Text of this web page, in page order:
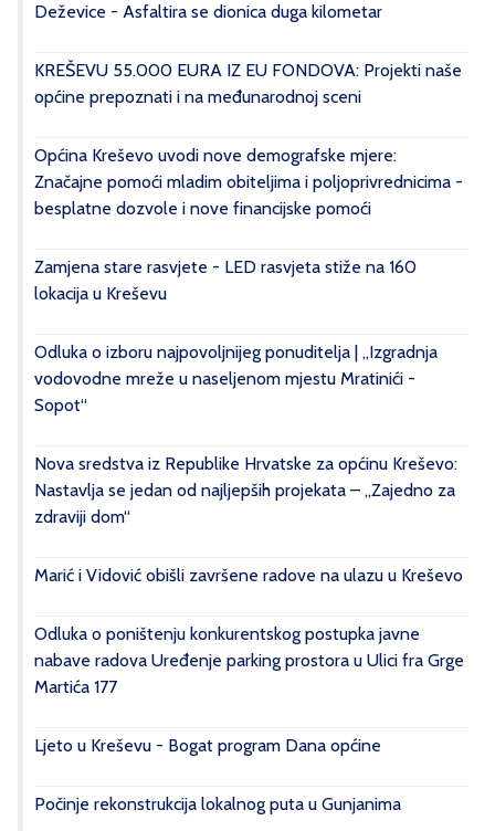
Deževice - Asfaltira se dionica duga kilometar
KREŠEVU 55.000 EURA IZ EU FONDOVA: Projekti naše
općine prepoznati i na međunarodnoj sceni
Općina Kreševo uvodi nove demografske mjere:
Značajne pomoći mladim obiteljima i poljoprivrednicima -
besplatne dozvole i nove financijske pomoći
Zamjena stare rasvjete - LED rasvjeta stiže na 160
lokacija u Kreševu
Odluka o izboru najpovoljnijeg ponuditelja | „Izgradnja
vodovodne mreže u naseljenom mjestu Mratinići -
Sopot“
Nova sredstva iz Republike Hrvatske za općinu Kreševo:
Nastavlja se jedan od najljepših projekata – „Zajedno za
zdraviji dom“
Marić i Vidović obišli završene radove na ulazu u Kreševo
Odluka o poništenju konkurentskog postupka javne
nabave radova Uređenje parking prostora u Ulici fra Grge
Martića 177
Ljeto u Kreševu - Bogat program Dana općine
Počinje rekonstrukcija lokalnog puta u Gunjanima